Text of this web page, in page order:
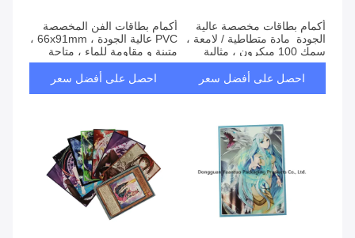
أكمام بطاقات مخصصة عالية
الجودة ‬ مادة متطاطية / لامعة ،
سمك 100 ميكرون ، مثالية
للبطاقات التي يمكن جمعها
احصل على أفضل سعر
أكمام بطاقات الفن المخصصة ️
PVC عالية الجودة ، 66x91mm ،
متينة و مقاومة للماء ، متاحة
بالجملة و OEM
احصل على أفضل سعر